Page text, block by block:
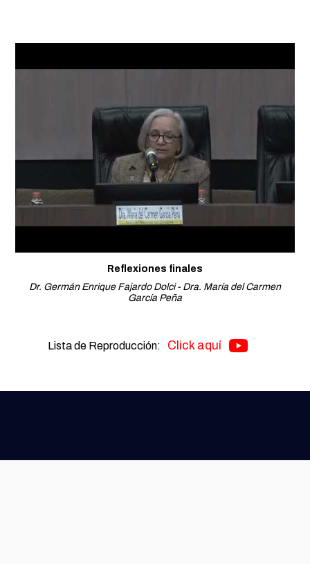
Reflexiones finales
Dr. Germán Enrique Fajardo Dolci - Dra. María del Carmen
García Peña
Lista de Reproducción: Click aquí